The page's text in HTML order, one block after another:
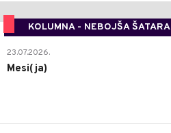
KOLUMNA - NEBOJŠA ŠATARA
23.07.2026.
Mesi(ja)